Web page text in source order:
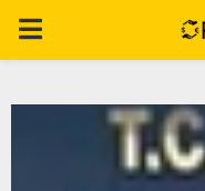
P